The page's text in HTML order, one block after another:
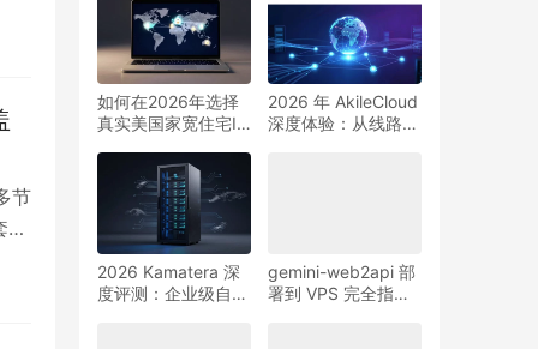
节
月 $0.01，性价比实
测（2026）
如何在2026年选择
真实美国家宽住宅IP
境解锁教程
2026 年 AkileCloud
深度体验：从线路策
2026 Kamatera 深
度评测：企业级自定
gemini-web2api 部
署到 VPS 完全指